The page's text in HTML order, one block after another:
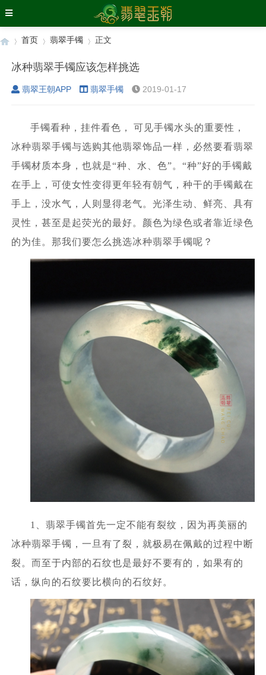
›
首页
›
翡翠手镯
›
正文
冰种翡翠手镯应该怎样挑选
翡翠王朝APP 翡翠手镯 2019-01-17
手镯看种，挂件看色，
可见手镯水头的重要性，
冰种翡翠手镯与选购其他翡翠饰品一样，必然要看翡翠
手镯材质本身，也就是“种、水、色”。“种”好的手镯戴
在手上，可使女性变得更年轻有朝气，种干的手镯戴在
手上，没水气，人则显得老气。光泽生动、鲜亮、具有
灵性，甚至是起荧光的最好。颜色为绿色或者靠近绿色
的为佳。那我们要怎么挑选冰种翡翠手镯呢？
1、翡翠手镯首先一定不能有裂纹，因为再美丽的
冰种翡翠手镯，一旦有了裂，就极易在佩戴的过程中断
裂。而至于内部的石纹也是最好不要有的，如果有的
话，纵向的石纹要比横向的石纹好。